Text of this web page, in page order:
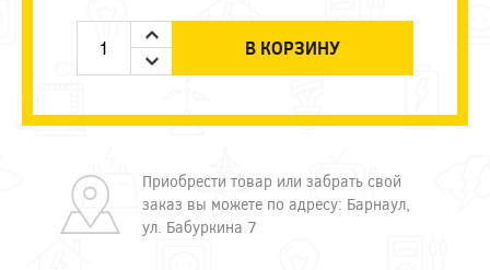
В КОРЗИНУ
Приобрести товар или забрать свой
заказ вы можете по адресу: Барнаул,
ул. Бабуркина 7